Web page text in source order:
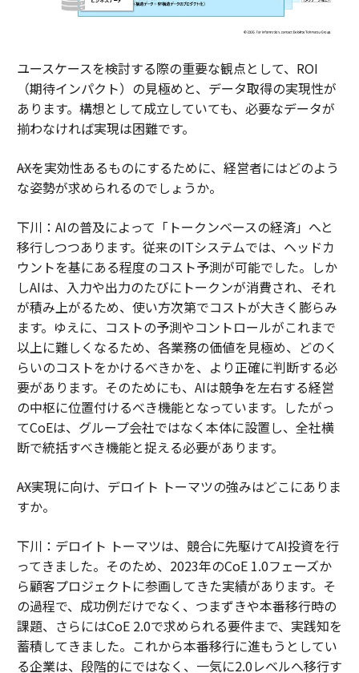
ユースケースを検討する際の重要な観点として、ROI
（期待インパクト）の見極めと、データ取得の実現性が
あります。構想として成立していても、必要なデータが
揃わなければ実現は困難です。
――AXを実効性あるものにするために、経営者にはどのよう
な姿勢が求められるのでしょうか。
下川：AIの普及によって「トークンベースの経済」へと
移行しつつあります。従来のITシステムでは、ヘッドカ
ウントを基にある程度のコスト予測が可能でした。しか
しAIは、入力や出力のたびにトークンが消費され、それ
が積み上がるため、使い方次第でコストが大きく膨らみ
ます。ゆえに、コストの予測やコントロールがこれまで
以上に難しくなるため、各業務の価値を見極め、どのく
らいのコストをかけるべきかを、より正確に判断する必
要があります。そのためにも、AIは競争を左右する経営
の中枢に位置付けるべき機能となっています。したがっ
てCoEは、グループ会社ではなく本体に設置し、全社横
断で統括すべき機能と捉える必要があります。
――AX実現に向け、デロイト トーマツの強みはどこにありま
すか。
下川：デロイト トーマツは、競合に先駆けてAI投資を行
ってきました。そのため、2023年のCoE 1.0フェーズか
ら顧客プロジェクトに参画してきた実績があります。そ
の過程で、成功例だけでなく、つまずきや本番移行時の
課題、さらにはCoE 2.0で求められる要件まで、実践知を
蓄積してきました。これから本番移行に進もうとしてい
る企業は、段階的にではなく、一気に2.0レベルへ移行す